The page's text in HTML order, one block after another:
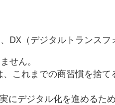
DX（デジタルトランスフ
せん。
これまでの商習慣を捨て
にデジタル化を進めるた